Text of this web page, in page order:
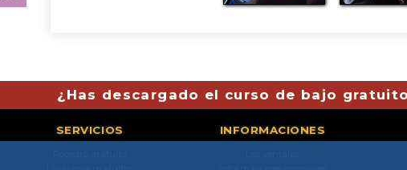
¿Has descargado el curso de bajo
SERVICIOS INFORMACIONES